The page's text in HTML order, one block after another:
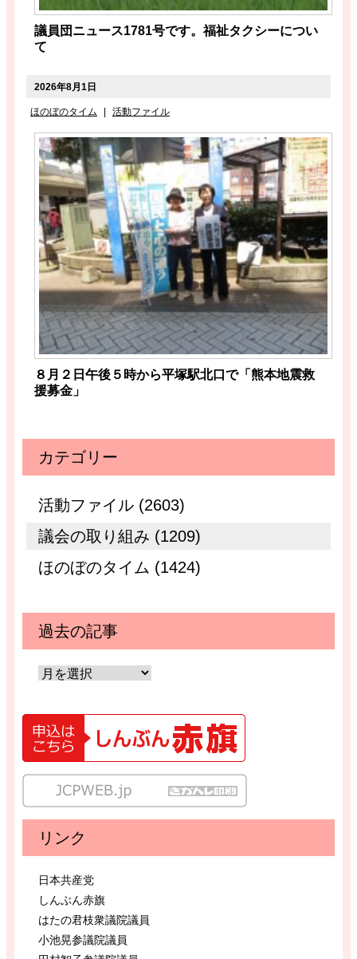
議員団ニュース1781号です。福祉タクシーについ
て
2026年8月1日
ほのぼのタイム 活動ファイル
８月２日午後５時から平塚駅北口で「熊本地震救
援募金」
カテゴリー
活動ファイル (2603)
議会の取り組み (1209)
ほのぼのタイム (1424)
過去の記事
リンク
日本共産党
しんぶん赤旗
はたの君枝衆議院議員
小池晃参議院議員